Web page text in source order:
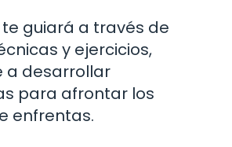
te guiará a través de
y ejercicios,
a desarrollar
para afrontar los
enfrentas.